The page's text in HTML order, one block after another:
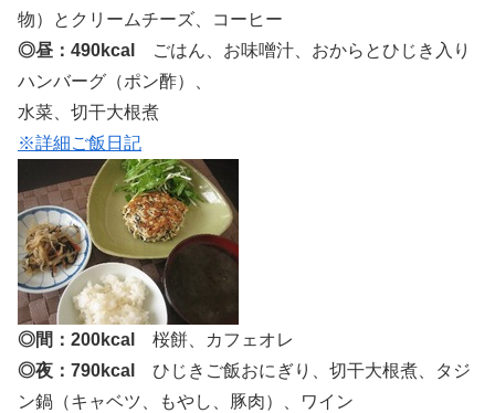
物）とクリームチーズ、コーヒー
◎昼：490kcal
ごはん、お味噌汁、おからとひじき入り
ハンバーグ（ポン酢）、
水菜、切干大根煮
※詳細ご飯日記
◎間：200kcal
桜餅、カフェオレ
◎夜：790kcal
ひじきご飯おにぎり、切干大根煮、タジ
ン鍋（キャベツ、もやし、豚肉）、ワイン